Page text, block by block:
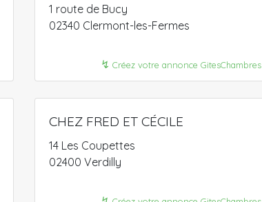
1 route de Bucy
02340 Clermont-les-Fermes
↯ Créez votre annonce GitesChambres
CHEZ FRED ET CÉCILE
14 Les Coupettes
02400 Verdilly